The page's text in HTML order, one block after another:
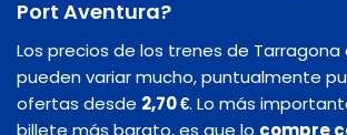
Port Aventura?
Los precios de los trenes de
pueden variar mucho, puntualmente
ofertas desde 2,70 €. Lo más
billete más barato, es que lo compre